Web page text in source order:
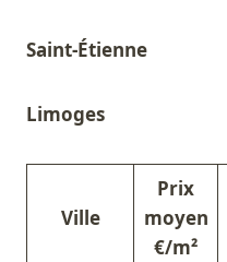
Saint-Étienne
Limoges
Ville
Prix
moyen
€/m²